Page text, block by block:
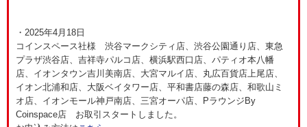
・2025年4月18日
コインスペース社様 渋谷マークシティ店、渋谷公園通り店、東急
プラザ渋谷店、吉祥寺パルコ店、横浜駅西口店、パティオ本八幡
店、イオンタウン吉川美南店、大宮マルイ店、丸広百貨店上尾店、
イオン北浦和店、大阪ベイタワー店、平和書店藤の森店、和歌山ミ
オ店、イオンモール神戸南店、三宮オーパ店、PラウンジBy
Coinspace店 お取引スタートしました。